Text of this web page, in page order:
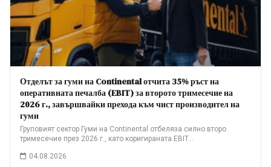
Отделът за гуми на Continental отчита 35% ръст на
оперативната печалба (EBIT) за второто тримесечие на
2026 г., завършвайки прехода към чист производител на
гуми
Груповият сектор Гуми на Continental отбеляза силно второ
тримесечие през 2026 г., като коригираната EBIT…
04.08.2026